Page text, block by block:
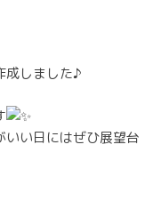
成しました♪
い日にはぜひ展望台